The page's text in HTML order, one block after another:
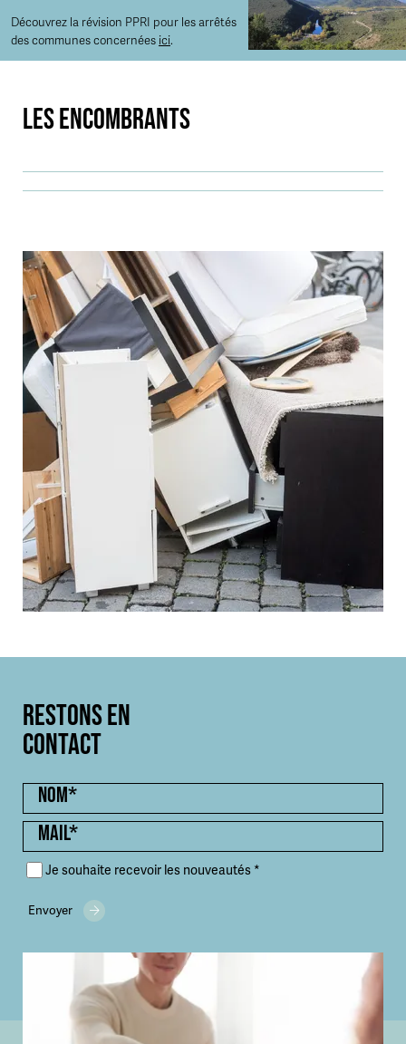
Découvrez la révision PPRI pour les arrêtés
des communes concernées ici.
LES ENCOMBRANTS
RESTONS EN
CONTACT
Je souhaite recevoir les nouveautés *